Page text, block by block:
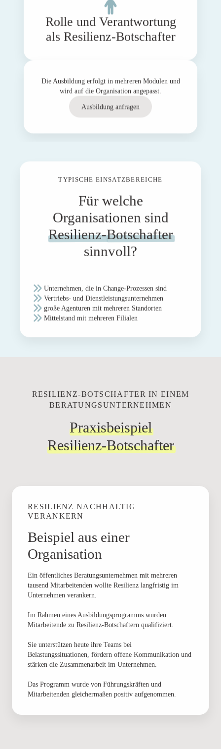
Rolle und Verantwortung
als Resilienz-Botschafter
Die Ausbildung erfolgt in mehreren Modulen und
wird auf die Organisation angepasst.
Ausbildung anfragen
TYPISCHE EINSATZBEREICHE
Für welche
Organisationen sind
Resilienz-Botschafter
sinnvoll?
Unternehmen, die in Change-Prozessen sind
Vertriebs- und Dienstleistungsunternehmen
große Agenturen mit mehreren Standorten
Mittelstand mit mehreren Filialen
RESILIENZ-BOTSCHAFTER IN EINEM
BERATUNGSUNTERNEHMEN
Praxisbeispiel
Resilienz-Botschafter
RESILIENZ NACHHALTIG
VERANKERN
Beispiel aus einer
Organisation
Ein öffentliches Beratungsunternehmen mit mehreren
tausend Mitarbeitenden wollte Resilienz langfristig im
Unternehmen verankern.
Im Rahmen eines Ausbildungsprogramms wurden
Mitarbeitende zu Resilienz-Botschaftern qualifiziert.
Sie unterstützen heute ihre Teams bei
Belastungssituationen, fördern offene Kommunikation und
stärken die Zusammenarbeit im Unternehmen.
Das Programm wurde von Führungskräften und
Mitarbeitenden gleichermaßen positiv aufgenommen.